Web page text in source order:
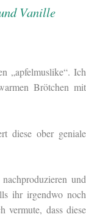
„apfelmuslike“. Ich
Brötchen mit
diese ober geniale
und
ihr irgendwo noch
vermute, dass diese